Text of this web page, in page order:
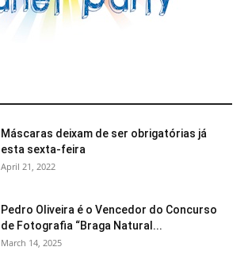
Máscaras deixam de ser obrigatórias já
esta sexta-feira
April 21, 2022
Pedro Oliveira é o Vencedor do Concurso
de Fotografia “Braga Natural...
March 14, 2025